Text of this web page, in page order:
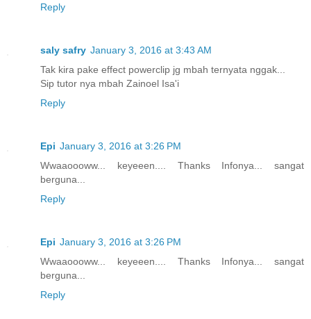
Reply
saly safry January 3, 2016 at 3:43 AM
Tak kira pake effect powerclip jg mbah ternyata nggak...
Sip tutor nya mbah Zainoel Isa'i
Reply
Epi January 3, 2016 at 3:26 PM
Wwaaoooww... keyeeen.... Thanks Infonya... sangat
berguna...
Reply
Epi January 3, 2016 at 3:26 PM
Wwaaoooww... keyeeen.... Thanks Infonya... sangat
berguna...
Reply